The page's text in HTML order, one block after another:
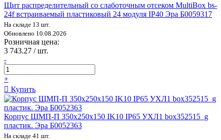
Щит распределительный со слаботочным отсеком MultiBox bs-
24f встраиваемый пластиковый 24 модуля IP40 Эра Б0059317
На складе 13 шт.
Обновлено 10.08.2026
Розничная цена:
3 743.27 / шт.
-
+
Купить
Корпус ЩМП-П 350х250х150 IK10 IP65 УХЛ1 box352515_g
пластик. Эра Б0052363
На складе 41 шт.